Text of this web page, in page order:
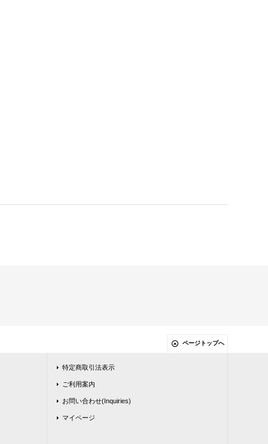
ページトップへ
特定商取引法表示
ご利用案内
お問い合わせ(Inquiries)
マイページ